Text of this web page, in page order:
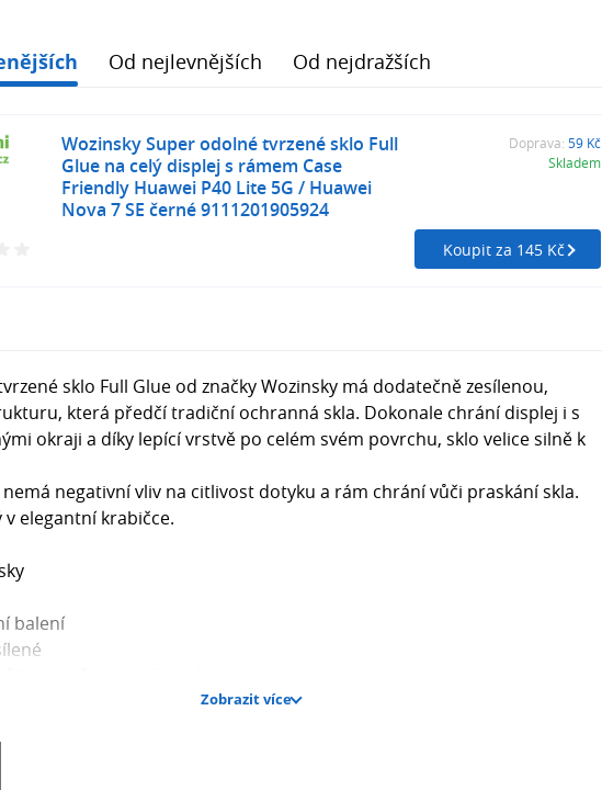
Od nejlevnějších Od nejdražších
Wozinsky Super odolné tvrzené sklo Full
Glue na celý displej s rámem Case
Friendly Huawei P40 Lite 5G / Huawei
Nova 7 SE černé 9111201905924
Doprava: 59 Kč
Skladem
Koupit za 145 Kč
sklo Full Glue od značky Wozinsky má dodatečně zesílenou,
která předčí tradiční ochranná skla. Dokonale chrání displej i s
okraji a díky lepící vrstvě po celém svém povrchu, sklo velice silně k
negativní vliv na citlivost dotyku a rám chrání vůči praskání skla.
v elegantní krabičce.
balení
i se zakulacenými okraji
sklo, stěrky pro čištění displeje, nálepka pro odstranění prachu
Zobrazit více